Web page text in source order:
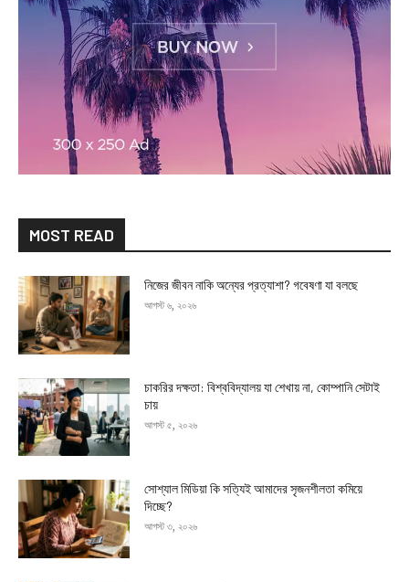
MOST READ
নিজের জীবন নাকি অন্যের প্রত্যাশা? গবেষণা যা বলছে
আগস্ট ৬, ২০২৬
চাকরির দক্ষতা: বিশ্ববিদ্যালয় যা শেখায় না, কোম্পানি সেটাই
চায়
আগস্ট ৫, ২০২৬
সোশ্যাল মিডিয়া কি সত্যিই আমাদের সৃজনশীলতা কমিয়ে
দিচ্ছে?
আগস্ট ৩, ২০২৬